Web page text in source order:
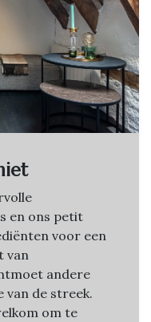
en ons petit
voor een
van
andere
van de streek.
om te